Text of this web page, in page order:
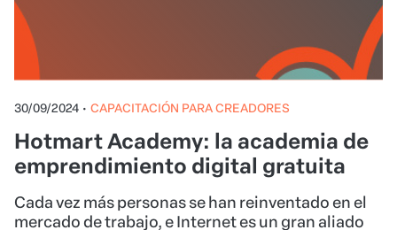
30/09/2024 • CAPACITACIÓN PARA CREADORES
Hotmart Academy: la academia de
emprendimiento digital gratuita
Cada vez más personas se han reinventado en el
mercado de trabajo, e Internet es un gran aliado